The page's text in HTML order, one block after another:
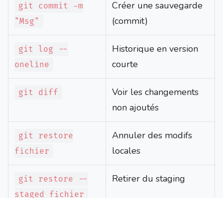
git commit -m
"Msg"
Créer une sauvegarde
(commit)
git log --
oneline
Historique en version
courte
git diff
Voir les changements
non ajoutés
git restore
fichier
Annuler des modifs
locales
git restore --
staged fichier
Retirer du staging